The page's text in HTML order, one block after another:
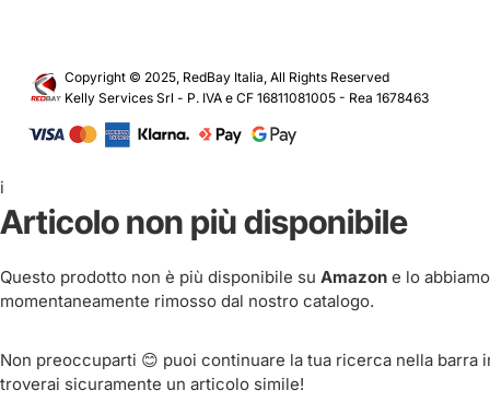
Copyright © 2025, RedBay Italia, All Rights Reserved
Kelly Services Srl - P. IVA e CF 16811081005 - Rea 1678463
i
Articolo non più disponibile
Questo prodotto non è più disponibile su Amazon e lo abbiamo
momentaneamente rimosso dal nostro catalogo.
Non preoccuparti 😊 puoi continuare la tua ricerca nella barra
troverai sicuramente un articolo simile!